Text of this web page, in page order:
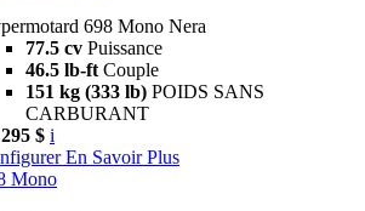
698 Mono Nera
77.5 cv Puissance
46.5 lb-ft Couple
151 kg (333 lb) POIDS SANS
CARBURANT
$ i
En Savoir Plus
Mono